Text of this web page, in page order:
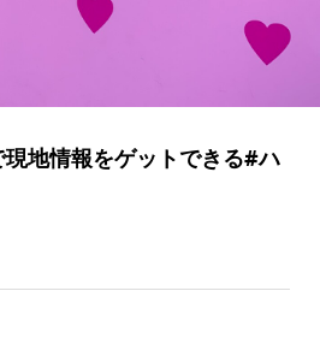
現地情報をゲットできる#ハ